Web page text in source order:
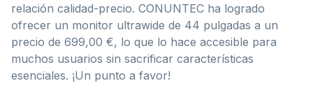
relación calidad-precio. CONUNTEC ha logrado
ofrecer un monitor ultrawide de 44 pulgadas a un
precio de 699,00 €, lo que lo hace accesible para
muchos usuarios sin sacrificar características
esenciales. ¡Un punto a favor!